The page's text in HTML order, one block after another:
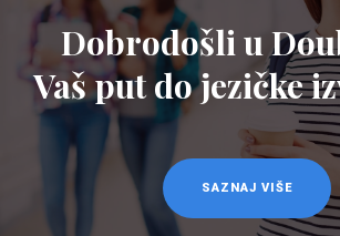
O NAMA
NAŠE USLUGE
ŠKOLA STRANIH
JEZIKA
PREVODILAČKI BIRO
KURSEVI
NOVOSTI
Dobrodošli u
Vaš put do jezičke
SAZNAJ VIŠE